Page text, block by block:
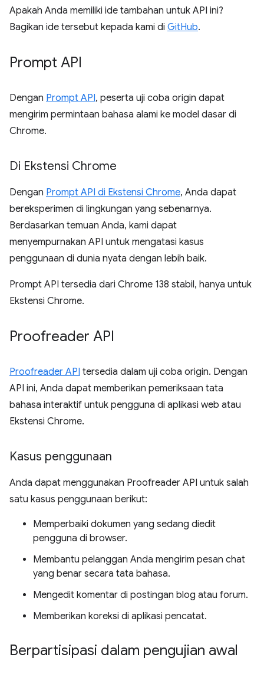
Apakah Anda memiliki ide tambahan untuk API ini?
Bagikan ide tersebut kepada kami di GitHub.
Prompt API
Dengan Prompt API, peserta uji coba origin dapat
mengirim permintaan bahasa alami ke model dasar di
Chrome.
Di Ekstensi Chrome
Dengan Prompt API di Ekstensi Chrome, Anda dapat
bereksperimen di lingkungan yang sebenarnya.
Berdasarkan temuan Anda, kami dapat
menyempurnakan API untuk mengatasi kasus
penggunaan di dunia nyata dengan lebih baik.
Prompt API tersedia dari Chrome 138 stabil, hanya untuk
Ekstensi Chrome.
Proofreader API
Proofreader API tersedia dalam uji coba origin. Dengan
API ini, Anda dapat memberikan pemeriksaan tata
bahasa interaktif untuk pengguna di aplikasi web atau
Ekstensi Chrome.
Kasus penggunaan
Anda dapat menggunakan Proofreader API untuk salah
satu kasus penggunaan berikut:
Memperbaiki dokumen yang sedang diedit
pengguna di browser.
Membantu pelanggan Anda mengirim pesan chat
yang benar secara tata bahasa.
Mengedit komentar di postingan blog atau forum.
Memberikan koreksi di aplikasi pencatat.
Berpartisipasi dalam pengujian awal